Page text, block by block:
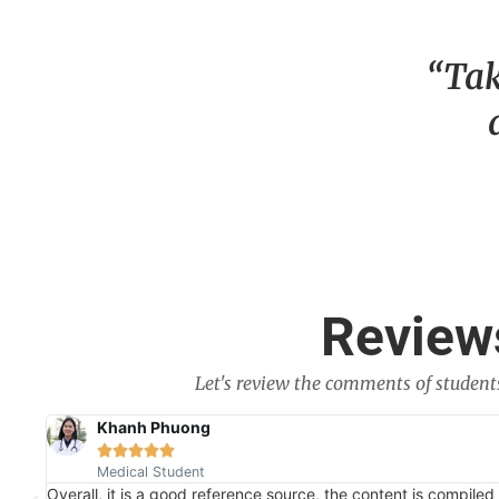
Let's review the comments of
Khanh Phuong

Medical Student
Overall, it is a good reference source, the content is